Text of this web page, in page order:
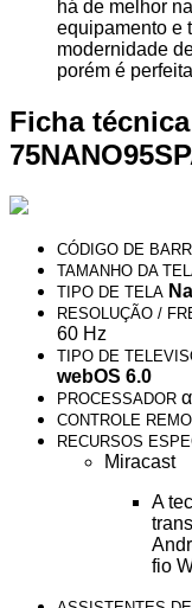
há de melhor
equipamento e
modernidade
porém é
Ficha
CÓDIGO DE
TAMANHO DA
TIPO DE TELA
RESOLUÇÃO /
60 Hz
TIPO DE
webOS 6.0
PROCESSADOR
CONTROLE
RECURSOS
Miracast
A
fio